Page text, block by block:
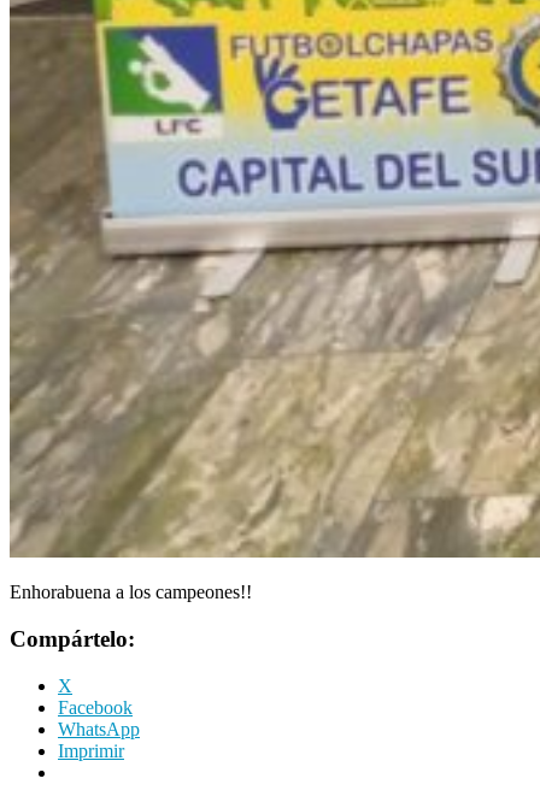
Enhorabuena a los campeones!!
Compártelo:
X
Facebook
WhatsApp
Imprimir